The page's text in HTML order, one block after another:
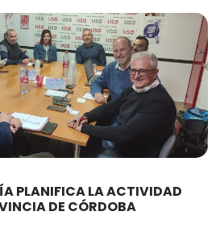
PLANIFICA LA ACTIVIDAD
DE CÓRDOBA